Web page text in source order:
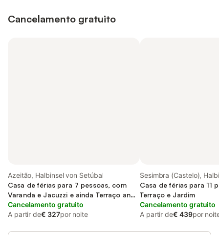
Cancelamento gratuito
Azeitão, Halbinsel von Setúbal
Casa de férias para 7 pessoas, com
Varanda e Jacuzzi e ainda Terraço and
Jardim
Cancelamento gratuito
A partir de€ 327por noite
Sesimbra (Castelo),
Setúbal
Casa de férias para 11
Terraço e Jardim
Cancelamento gratuito
A partir de€ 439por